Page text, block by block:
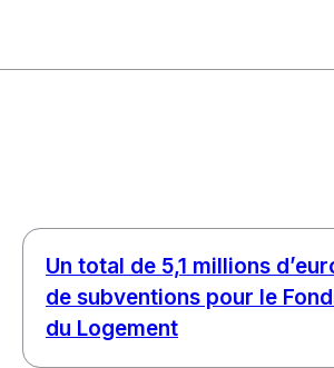
Un total de 5,1 millions
de subventions pour le
du Logement